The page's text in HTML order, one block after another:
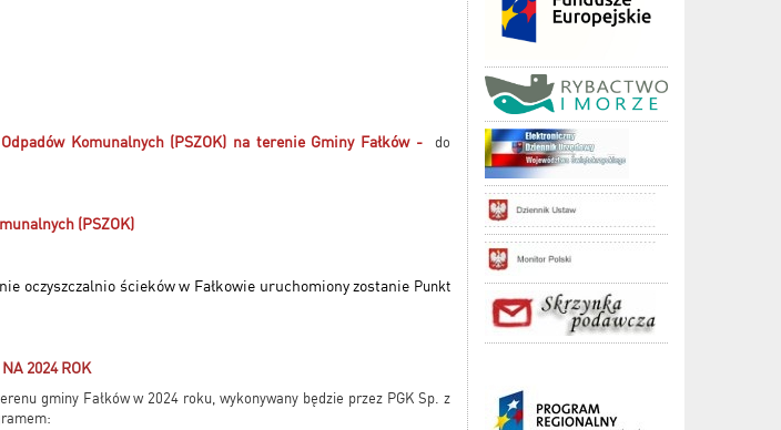
Komunalnych (PSZOK) na terenie Gminy Fałków - do
(PSZOK)
oczyszczalnio ścieków w Fałkowie uruchomiony zostanie Punkt
2024 ROK
gminy Fałków w 2024 roku, wykonywany będzie przez PGK Sp. z